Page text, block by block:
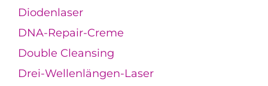
Diodenlaser
DNA-Repair-Creme
Double Cleansing
Drei-Wellenlängen-Laser